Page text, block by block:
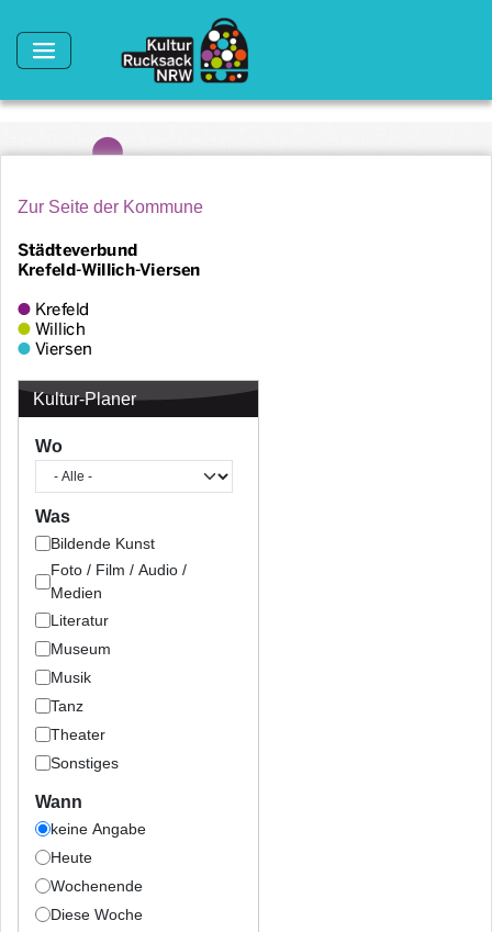
Zur Seite der Kommune
Kultur-Planer
Wo
Was
Bildende Kunst
Foto / Film / Audio /
Medien
Literatur
Museum
Musik
Tanz
Theater
Sonstiges
Wann
keine Angabe
Heute
Wochenende
Diese Woche